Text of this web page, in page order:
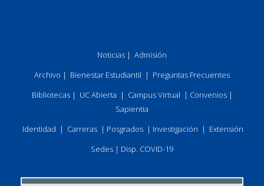
Noticias | Admisión
Archivo | Bienestar Estudiantil | Preguntas Frecuentes
Bibliotecas| UC Abierta | Campus Virtual | Convenios|
Sapientia
Identidad | Carreras | Posgrados | Investigación | Extensión
Sedes | Disp. COVID-19